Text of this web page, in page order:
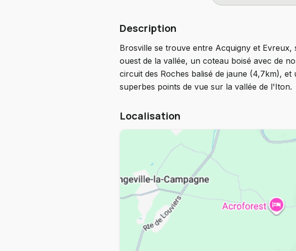
Description
Brosville se trouve entre Acquigny et
ouest de la vallée, un coteau boisé avec de
circuit des Roches balisé de jaune (4,7km),
superbes points de vue sur la vallée de l'Iton.
Localisation